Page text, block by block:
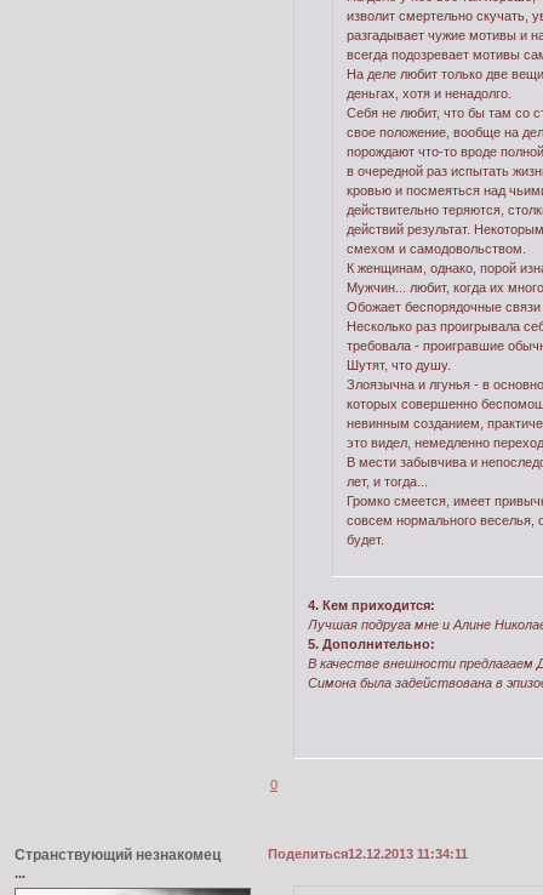
изволит смертельно
разгадывает чужие мотивы и
всегда подозревает мотивы
На деле любит только две
деньгах, хотя и ненадолго.
Себя не любит, что бы там со
свое положение, вообще на
порождают что-то вроде
в очередной раз испытать
кровью и посмеяться над
действительно теряются,
действий результат.
смехом и самодовольством.
К женщинам, однако, порой
Мужчин... любит, когда их
Обожает беспорядочные связи
Несколько раз проигрывала
требовала - проигравшие
Шутят, что душу.
Злоязычна и лгунья - в
которых совершенно
невинным созданием,
это видел, немедленно
В мести забывчива и
лет, и тогда...
Громко смеется, имеет
совсем нормального веселья,
будет.
4. Кем приходится:
Лучшая подруга мне и Алине
5. Дополнительно:
В качестве внешности предлагаем
Симона была задействована в
0
Поделиться12.12.2013 11:34:11
Странствующий незнакомец
...